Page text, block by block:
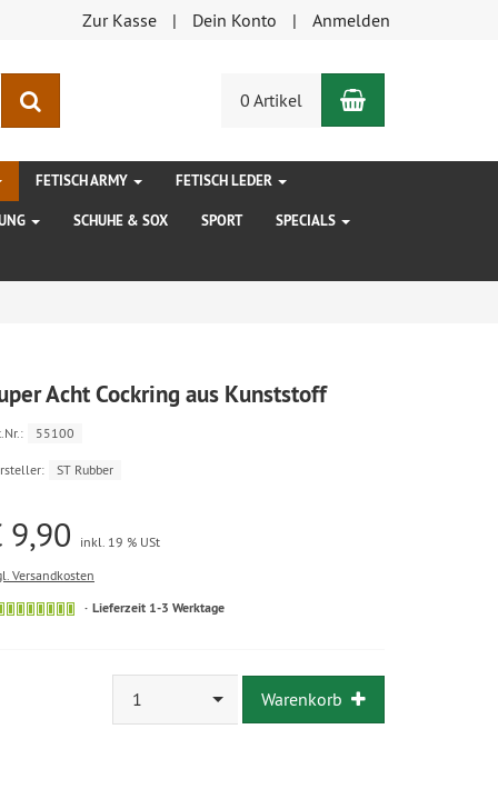
Zur Kasse Dein Konto Anmelden
0 Artikel Warenkorb
FETISCH ARMY FETISCH LEDER
SCHUHE & SOX SPORT SPECIALS
Acht Cockring aus Kunststoff
55100
ST Rubber
9,90
inkl. 19 % USt
Versandkosten
Lieferzeit 1-3 Werktage
1 Warenkorb